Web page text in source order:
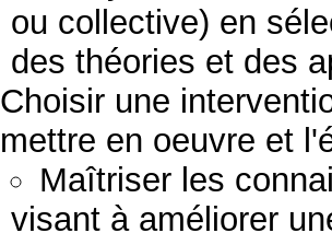
ou collective) en
des théories et des
Choisir une
mettre en oeuvre et
Maîtriser les
visant à améliorer